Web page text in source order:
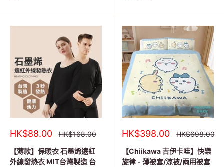
銷
價
格
HK$88.00
正
價
格
HK$168.00
【薄款】保暖衣 石墨烯遠紅
外線發熱衣 MIT台灣製造 台
銷
價
格
HK$398.00
正
價
格
HK$698.00
【Chiikawa 吉伊卡哇】快樂
旋律 - 薄被套/涼被/兩用被套